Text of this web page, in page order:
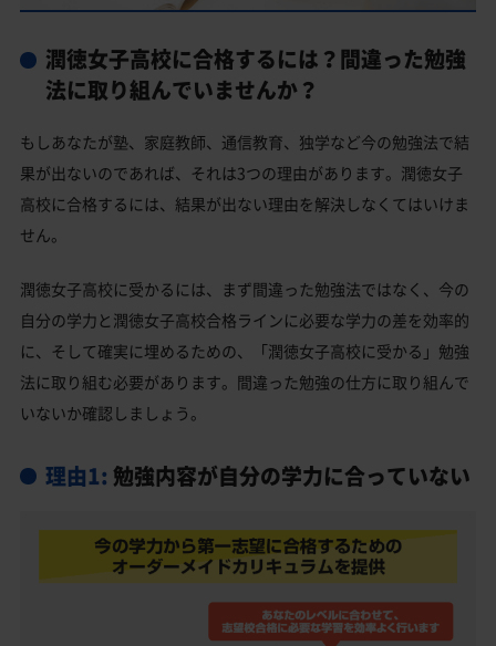
潤徳女子高校合格するには内申点と偏差値両方が必要
潤徳女子高校の所在地・アクセス
潤徳女子高校卒業生の主な大学進学実績
国公立大学
潤徳女子高校と偏差値が近い私立・国立高校一覧
足立区の他の公立高校
足立区の他の私立高校
潤徳女子高校受験生からのよくある質問
潤徳女子高校に合格するには？間違った勉強
法に取り組んでいませんか？
もしあなたが塾、家庭教師、通信教育、独学など今の勉強法で結
果が出ないのであれば、それは3つの理由があります。潤徳女子
高校に合格するには、結果が出ない理由を解決しなくてはいけま
せん。
潤徳女子高校に受かるには、まず間違った勉強法ではなく、今の
自分の学力と潤徳女子高校合格ラインに必要な学力の差を効率的
に、そして確実に埋めるための、「潤徳女子高校に受かる」勉強
法に取り組む必要があります。間違った勉強の仕方に取り組んで
いないか確認しましょう。
理由1: 勉強内容が自分の学力に合っていない